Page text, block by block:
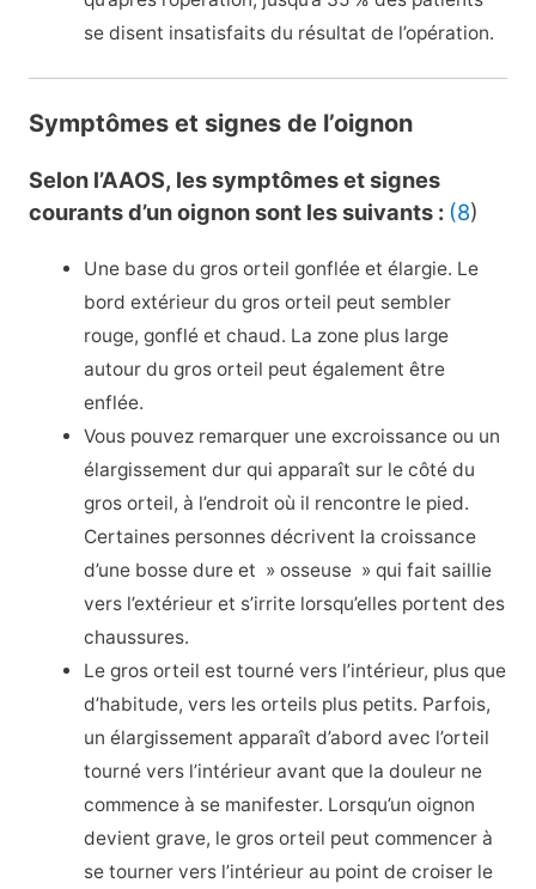
se disent insatisfaits du résultat de l’opération.
Symptômes et signes de l’oignon
Selon l’AAOS, les symptômes et signes
courants d’un oignon sont les suivants : (8)
Une base du gros orteil gonflée et élargie. Le
bord extérieur du gros orteil peut sembler
rouge, gonflé et chaud. La zone plus large
autour du gros orteil peut également être
enflée.
Vous pouvez remarquer une excroissance ou un
élargissement dur qui apparaît sur le côté du
gros orteil, à l’endroit où il rencontre le pied.
Certaines personnes décrivent la croissance
d’une bosse dure et » osseuse » qui fait saillie
vers l’extérieur et s’irrite lorsqu’elles portent des
chaussures.
Le gros orteil est tourné vers l’intérieur, plus que
d’habitude, vers les orteils plus petits. Parfois,
un élargissement apparaît d’abord avec l’orteil
tourné vers l’intérieur avant que la douleur ne
commence à se manifester. Lorsqu’un oignon
devient grave, le gros orteil peut commencer à
se tourner vers l’intérieur au point de croiser le